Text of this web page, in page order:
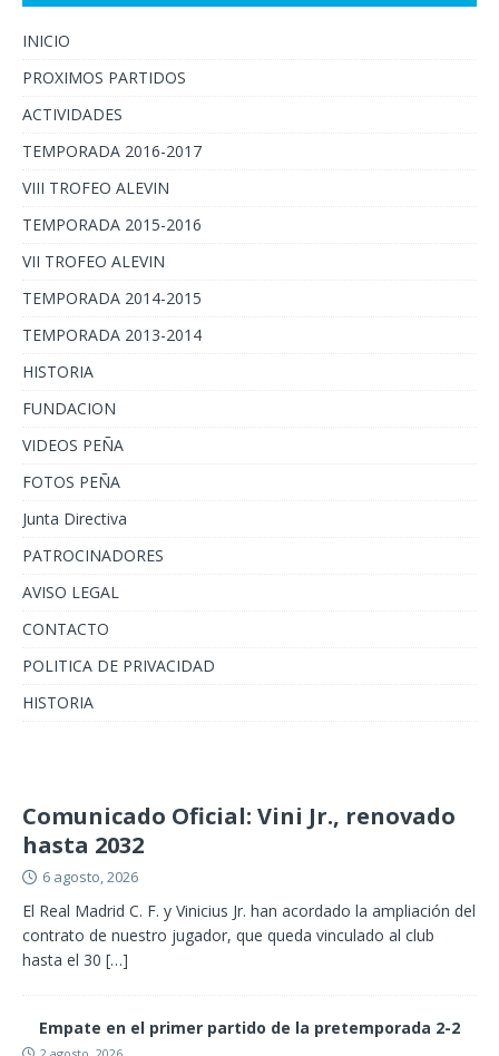
INICIO
PROXIMOS PARTIDOS
ACTIVIDADES
TEMPORADA 2016-2017
VIII TROFEO ALEVIN
TEMPORADA 2015-2016
VII TROFEO ALEVIN
TEMPORADA 2014-2015
TEMPORADA 2013-2014
HISTORIA
FUNDACION
VIDEOS PEÑA
FOTOS PEÑA
Junta Directiva
PATROCINADORES
AVISO LEGAL
CONTACTO
POLITICA DE PRIVACIDAD
HISTORIA
Comunicado Oficial: Vini Jr., renovado
hasta 2032
6 agosto, 2026
El Real Madrid C. F. y Vinicius Jr. han acordado la ampliación del
contrato de nuestro jugador, que queda vinculado al club
hasta el 30 […]
Empate en el primer partido de la pretemporada 2-2